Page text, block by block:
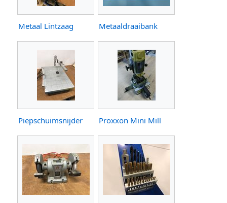
Metaal Lintzaag Metaaldraaibank
Piepschuimsnijder Proxxon Mini Mill